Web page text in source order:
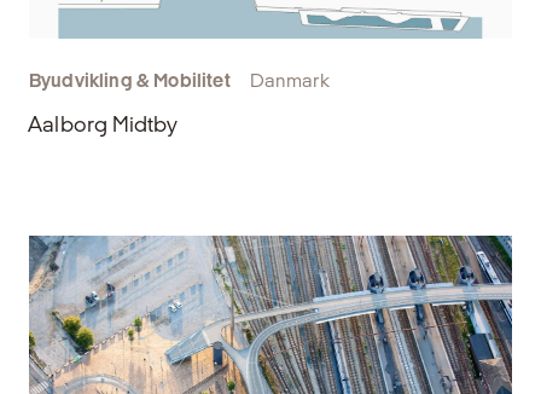
Byudvikling & Mobilitet Danmark
Aalborg Midtby